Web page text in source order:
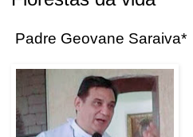
Padre Geovane Saraiva*